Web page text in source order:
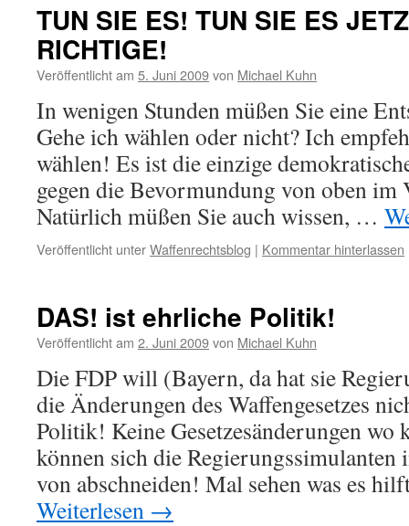
TUN SIE ES! TUN SIE ES
RICHTIGE!
Veröffentlicht am 5. Juni 2009von Michael Kuhn
In wenigen Stunden müßen Sie eine
Gehe ich wählen oder nicht? Ich
wählen! Es ist die einzige
gegen die Bevormundung von oben im
Natürlich müßen Sie auch wissen, …
Veröffentlicht unterWaffenrechtsblog | Kommentar hinterlassen
DAS! ist ehrliche Politik!
Veröffentlicht am 2. Juni 2009von Michael Kuhn
Die FDP will (Bayern, da hat sie
die Änderungen des Waffengesetzes
Politik! Keine Gesetzesänderungen wo
können sich die Regierungssimulanten
von abschneiden! Mal sehen was es
Weiterlesen →